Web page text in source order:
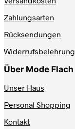
Zahlungsarten
Rücksendungen
Widerrufsbelehrung
Über Mode Flach
Unser Haus
Personal Shopping
Kontakt